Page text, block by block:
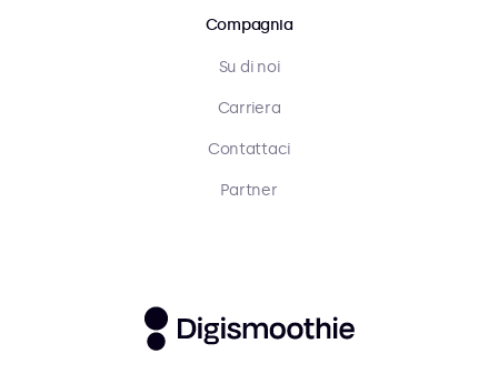
Compagnia
Su di noi
Carriera
Contattaci
Partner